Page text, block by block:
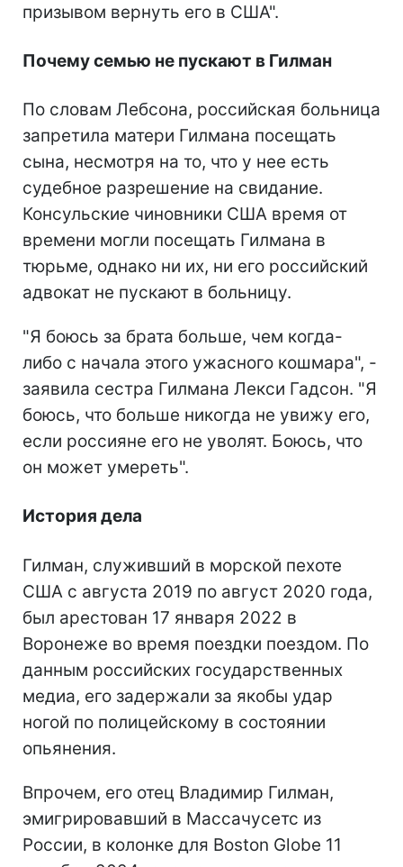
призывом вернуть его в США".
Почему семью не пускают в Гилман
По словам Лебсона, российская больница
запретила матери Гилмана посещать
сына, несмотря на то, что у нее есть
судебное разрешение на свидание.
Консульские чиновники США время от
времени могли посещать Гилмана в
тюрьме, однако ни их, ни его российский
адвокат не пускают в больницу.
"Я боюсь за брата больше, чем когда-
либо с начала этого ужасного кошмара", -
заявила сестра Гилмана Лекси Гадсон. "Я
боюсь, что больше никогда не увижу его,
если россияне его не уволят. Боюсь, что
он может умереть".
История дела
Гилман, служивший в морской пехоте
США с августа 2019 по август 2020 года,
был арестован 17 января 2022 в
Воронеже во время поездки поездом. По
данным российских государственных
медиа, его задержали за якобы удар
ногой по полицейскому в состоянии
опьянения.
Впрочем, его отец Владимир Гилман,
эмигрировавший в Массачусетс из
России, в колонке для Boston Globe 11